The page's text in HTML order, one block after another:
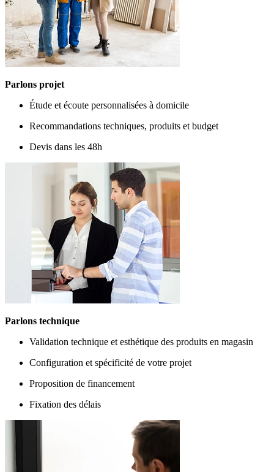
Parlons projet
Étude et écoute personnalisées à domicile
Recommandations techniques, produits et budget
Devis dans les 48h
Parlons technique
Validation technique et esthétique des produits en magasin
Configuration et spécificité de votre projet
Proposition de financement
Fixation des délais